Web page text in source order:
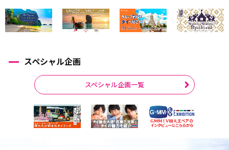
スペシャル企画
スペシャル企画一覧